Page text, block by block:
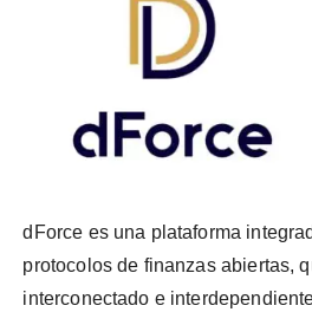
dForce es una plataforma
protocolos de finanzas abiertas,
interconectado e